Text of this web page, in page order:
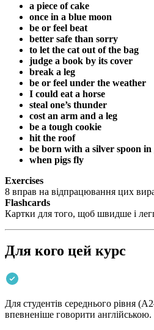
a piece of cake
once in a blue moon
be or feel beat
better safe than sorry
to let the cat out of the bag
judge a book by its cover
break a leg
be or feel under the weather
I could eat a horse
steal one’s thunder
cost an arm and a leg
be a tough cookie
hit the roof
be born with a silver spoon
when pigs fly
Exercises
8 вправ на відпрацювання цих
Flashcards
Картки для того, щоб швидше і
Для кого цей курс
Для студентів середнього рівня
впевненіше говорити англійською.